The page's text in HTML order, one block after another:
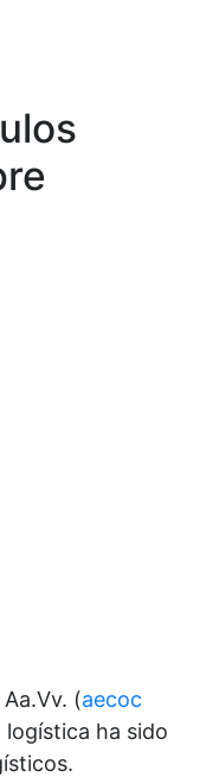
Aa.Vv. (aecoc
logística ha sido